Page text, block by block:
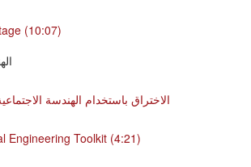
(10:07)
الاختراق باستخدام الهندسة الاجتماعية
Engineering Toolkit (4:21)